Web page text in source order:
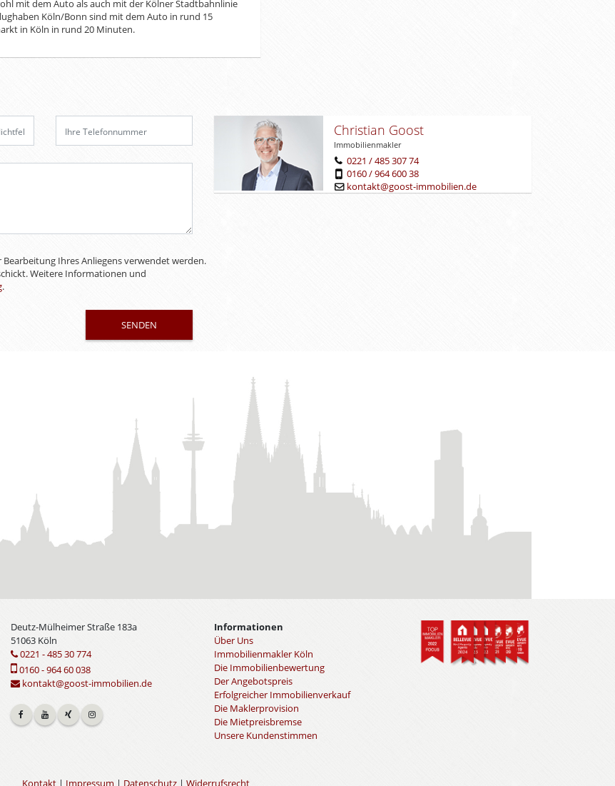
mit dem Auto als auch mit der Kölner Stadtbahnlinie
Köln/Bonn sind mit dem Auto in rund 15
in Köln in rund 20 Minuten.
Ihres Anliegens verwendet werden.
Weitere Informationen und
.
Christian Goost
Immobilienmakler
0221 / 485 307 74
0160 / 964 600 38
kontakt@goost-immobilien.de
Deutz-Mülheimer Straße 183a
51063 Köln
0221 - 485 30 774
0160 - 964 60 038
kontakt@goost-immobilien.de
Informationen
Über Uns
Immobilienmakler Köln
Die Immobilienbewertung
Der Angebotspreis
Erfolgreicher Immobilienverkauf
Die Maklerprovision
Die Mietpreisbremse
Unsere Kundenstimmen
Kontakt| Impressum | Datenschutz| Widerrufsrecht